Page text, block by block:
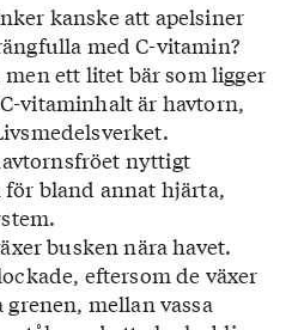
kanske att apelsiner
med C-vitamin?
men ett litet bär som ligger
vitaminhalt är havtorn,
nyttigt
bland annat hjärta,
busken nära havet.
eftersom de växer
mellan vassa